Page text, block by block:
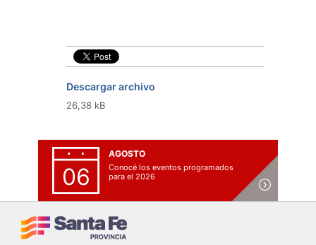
Descargar archivo
26,38 kB
06
AGOSTO
Conocé los eventos programados
para el 2026